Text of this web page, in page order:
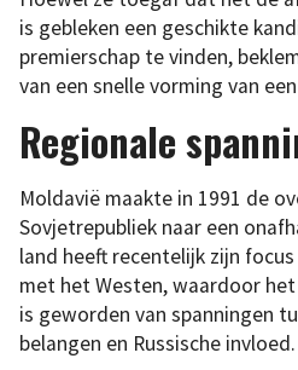
is gebleken een geschikte
premierschap te vinden,
van een snelle vorming van
Regionale
Moldavië maakte in 1991 de
Sovjetrepubliek naar een
land heeft recentelijk zijn
met het Westen, waardoor
is geworden van spanningen
belangen en Russische invloed.